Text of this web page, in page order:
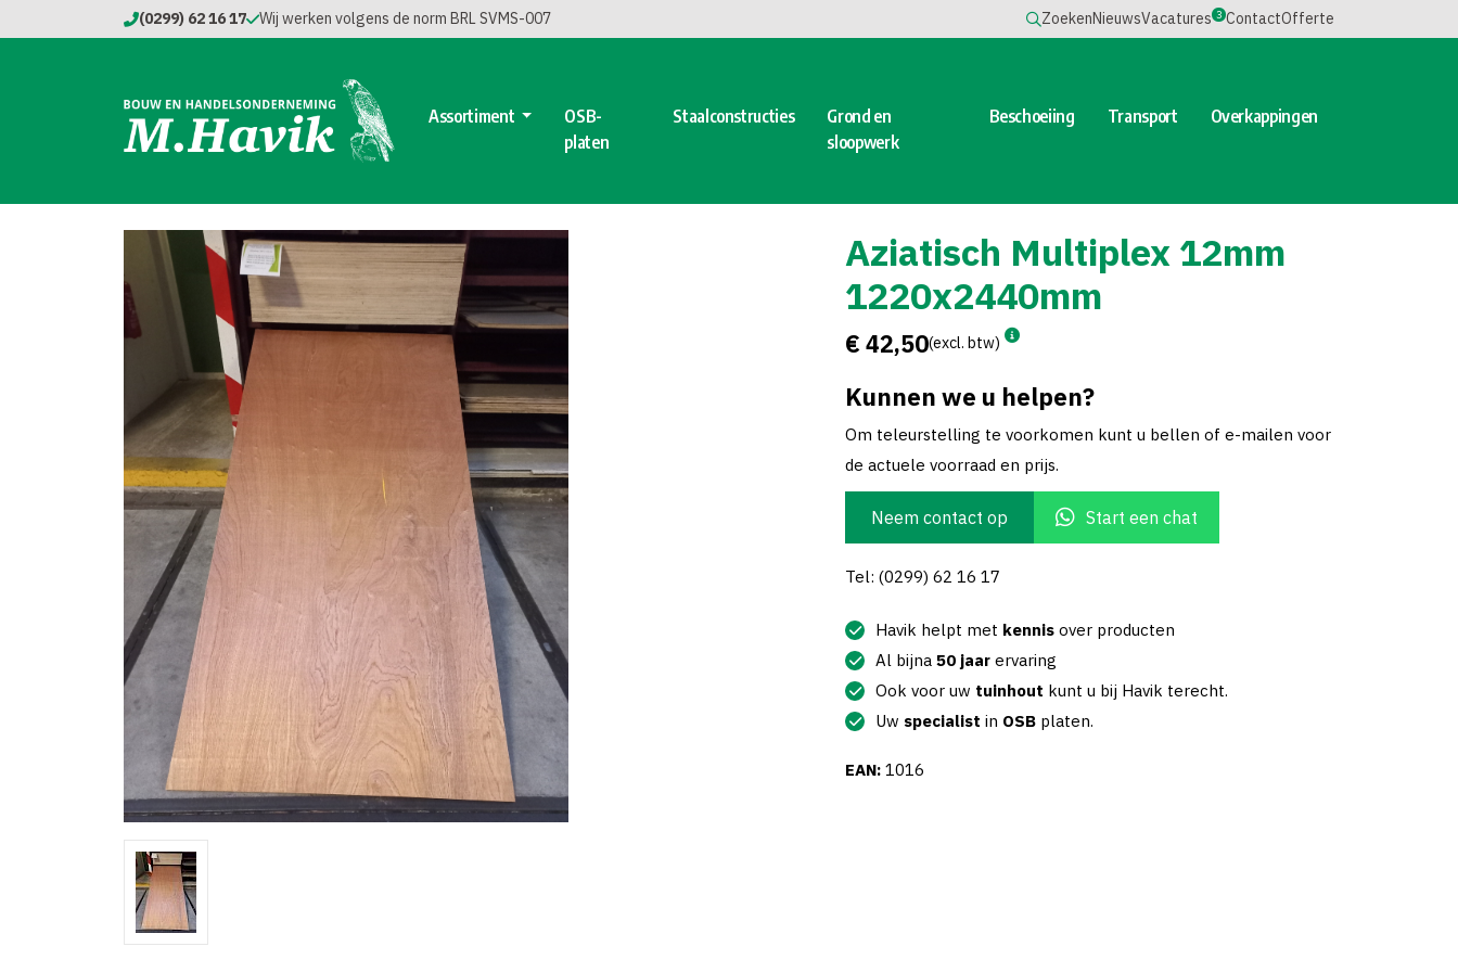
(0299) 62 16 17 Wij werken volgens de norm BRL SVMS-007 ZoekenNieuwsVacatures 3 ContactOfferte
Assortiment
OSB-
platen
Staalconstructies
Grond en
sloopwerk
Beschoeiing Transport Overkappingen
Aziatisch Multiplex 12mm
1220x2440mm
€ 42,50(excl. btw)
Kunnen we u helpen?
Om teleurstelling te voorkomen kunt u bellen of e-mailen voor
de actuele voorraad en prijs.
Neem contact op Start een chat
Tel: (0299) 62 16 17
Havik helpt met kennis over producten
Al bijna 50 jaar ervaring
Ook voor uw tuinhout kunt u bij Havik terecht.
Uw specialist in OSB platen.
EAN: 1016